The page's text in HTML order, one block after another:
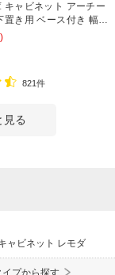
キャビネット アーチー
置き用 ベース付き 幅
高さ1100mm
821件
見る
ャビネット レモダ